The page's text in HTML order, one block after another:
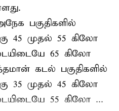
பகுதிகளில்
45 முதல் 55 கிலோ
65 கிலோ
கடல் பகுதிகளில்
35 முதல் 45 கிலோ
55 கிலோ ...